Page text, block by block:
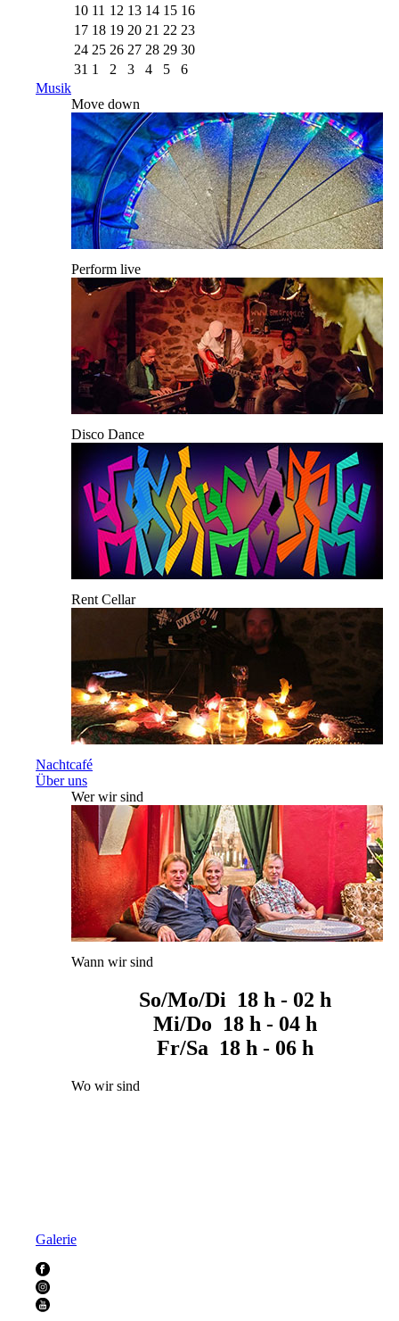
10 11 12 13 14 15 16
17 18 19 20 21 22 23
24 25 26 27 28 29 30
31 1 2 3 4 5
6
Musik
Move down
Perform live
Disco Dance
Rent Cellar
Nachtcafé
Über uns
Wer wir sind
Wann wir sind
So/Mo/Di 18 h - 02 h
Mi/Do 18 h - 04 h
Fr/Sa 18 h - 06 h
Wo wir sind
Galerie